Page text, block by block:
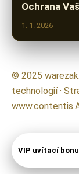
Ochrana
1. 1. 2026
© 2025
technologií ·